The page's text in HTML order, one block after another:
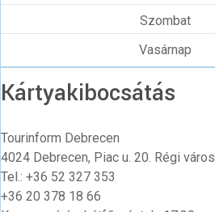
Szombat
Vasárnap
Kártyakibocsátás
Tourinform Debrecen
4024 Debrecen, Piac u. 20. Régi
Tel.: +36 52 327 353
+36 20 378 18 66